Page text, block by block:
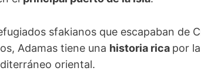
sfakianos que escapaban de
Adamas tiene una historia rica por
oriental.